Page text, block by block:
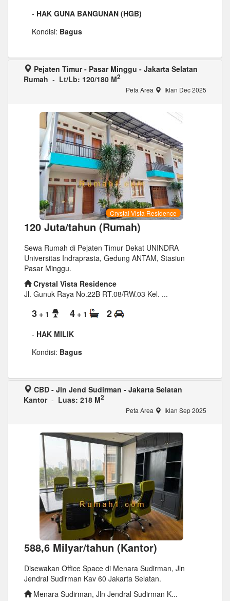
- HAK GUNA BANGUNAN (HGB)
Kondisi: Bagus
Pejaten Timur - Pasar Minggu - Jakarta Selatan
Rumah - Lt/Lb: 120/180 M2
Peta Area Iklan Dec 2025
Crystal Vista Residence
120 Juta/tahun (Rumah)
Sewa Rumah di Pejaten Timur Dekat UNINDRA
Universitas Indraprasta, Gedung ANTAM, Stasiun
Pasar Minggu.
Crystal Vista Residence
Jl. Gunuk Raya No.22B RT.08/RW.03 Kel. ...
3 + 1 4 + 1 2
- HAK MILIK
Kondisi: Bagus
CBD - Jln Jend Sudirman - Jakarta Selatan
Kantor- Luas: 218 M2
Peta Area Iklan Sep 2025
588,6 Milyar/tahun (Kantor)
Disewakan Office Space di Menara Sudirman, Jln
Jendral Sudirman Kav 60 Jakarta Selatan.
Menara Sudirman, Jln Jendral Sudirman K...